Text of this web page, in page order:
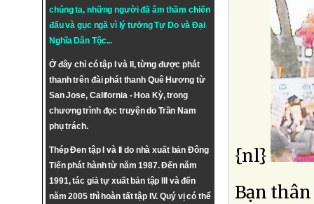
chúng ta, những người đã âm thầm chiến
đấu và gục ngã vì lý tưởngTự DovàĐại
Nghĩa Dân Tộc...
Ở đây chỉ có tập I và II, từng được phát
thanh trên đài phát thanh Quê Hương từ
San Jose, California - Hoa Kỳ, trong
chương trình đọc truyện do Trần Nam
phụ trách.
Thép Đen tập I và II do nhà xuất bản Đông
Tiến phát hành từ năm 1987. Đến năm
1991, tác giả tự xuất bản tập III và đến
năm 2005 thì hoàn tất tập IV. Quý vị có thể
{nl}
Bạn